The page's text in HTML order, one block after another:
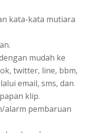
kata-kata mutiara
mudah ke
twitter, line, bbm,
email, sms, dan
klip.
alarm pembaruan